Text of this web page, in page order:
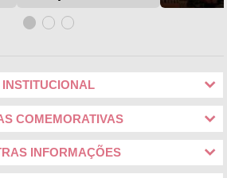
INSTITUCIONAL
COMEMORATIVAS
INFORMAÇÕES